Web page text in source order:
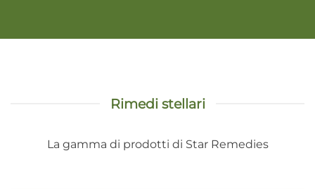
Rimedi stellari
La gamma di prodotti di Star Remedies